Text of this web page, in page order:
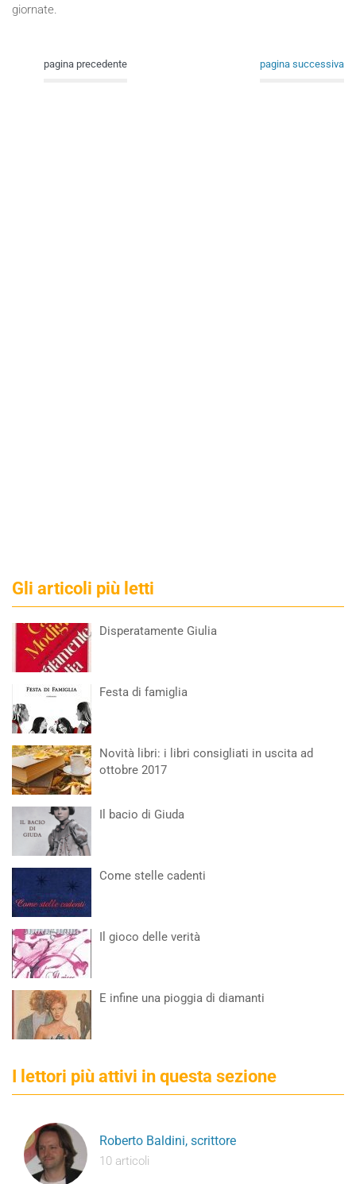
giornate.
pagina precedente pagina successiva
Gli articoli più letti
Disperatamente Giulia
Festa di famiglia
Novità libri: i libri consigliati in uscita ad
ottobre 2017
Il bacio di Giuda
Come stelle cadenti
Il gioco delle verità
E infine una pioggia di diamanti
I lettori più attivi in questa sezione
Roberto Baldini, scrittore
10 articoli